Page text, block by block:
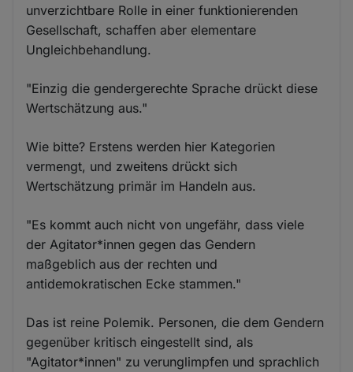
unverzichtbare Rolle in einer funktionierenden
Gesellschaft, schaffen aber elementare
Ungleichbehandlung.
"Einzig die gendergerechte Sprache drückt diese
Wertschätzung aus."
Wie bitte? Erstens werden hier Kategorien
vermengt, und zweitens drückt sich
Wertschätzung primär im Handeln aus.
"Es kommt auch nicht von ungefähr, dass viele
der Agitator*innen gegen das Gendern
maßgeblich aus der rechten und
antidemokratischen Ecke stammen."
Das ist reine Polemik. Personen, die dem Gendern
gegenüber kritisch eingestellt sind, als
"Agitator*innen" zu verunglimpfen und sprachlich